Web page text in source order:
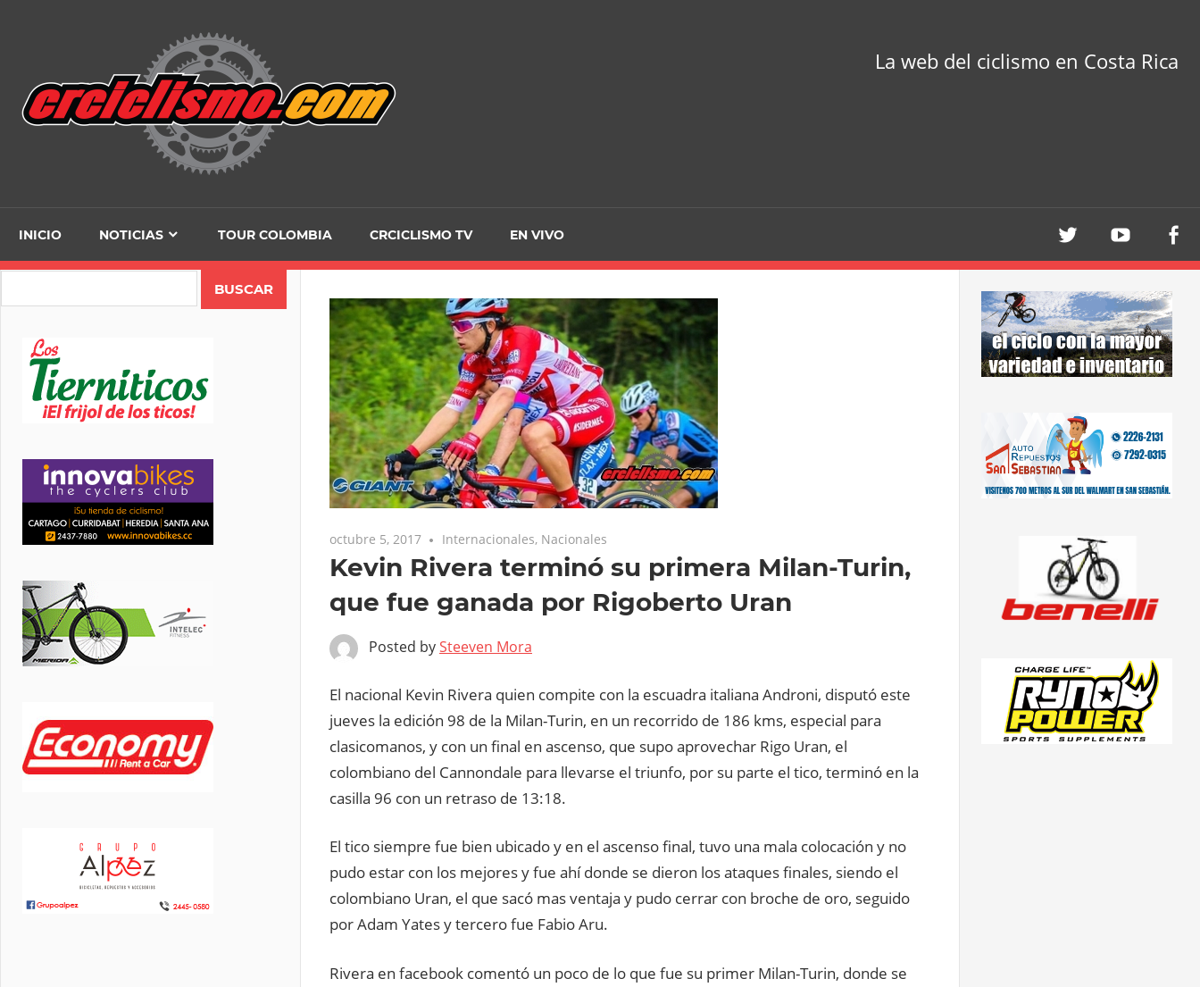
La web del ciclismo en Costa Rica
INICIO NOTICIAS TOUR COLOMBIA CRCICLISMO TV EN VIVO
octubre 5, 2017 Internacionales, Nacionales
Kevin Rivera terminó su primera Milan-Turin,
que fue ganada por Rigoberto Uran
Posted bySteeven Mora
El nacional Kevin Rivera quien compite con la escuadra italiana Androni, disputó este
jueves la edición 98 de la Milan-Turin, en un recorrido de 186 kms, especial para
clasicomanos, y con un final en ascenso, que supo aprovechar Rigo Uran, el
colombiano del Cannondale para llevarse el triunfo, por su parte el tico, terminó en la
casilla 96 con un retraso de 13:18.
El tico siempre fue bien ubicado y en el ascenso final, tuvo una mala colocación y no
pudo estar con los mejores y fue ahí donde se dieron los ataques finales, siendo el
colombiano Uran, el que sacó mas ventaja y pudo cerrar con broche de oro, seguido
por Adam Yates y tercero fue Fabio Aru.
Rivera en facebook comentó un poco de lo que fue su primer Milan-Turin, donde se